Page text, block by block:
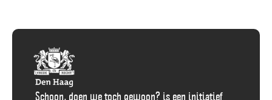
Facebook
E-
Schoon, doen we toch gewoon? is een initiatief